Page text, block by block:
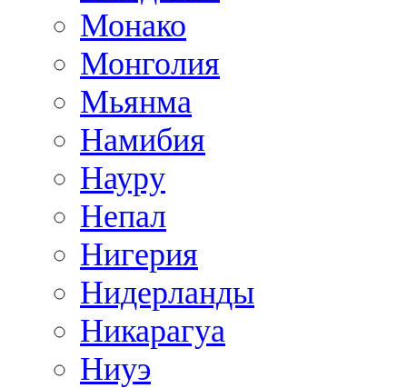
Монако
Монголия
Мьянма
Намибия
Науру
Непал
Нигерия
Нидерланды
Никарагуа
Ниуэ